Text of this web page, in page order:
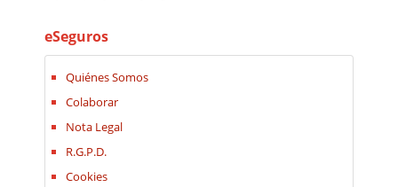
eSeguros
Quiénes Somos
Colaborar
Nota Legal
R.G.P.D.
Cookies